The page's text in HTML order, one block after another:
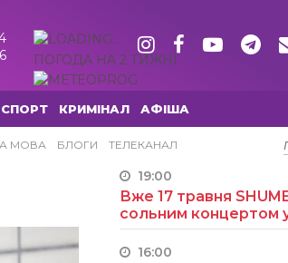
ПОГОДА НА 2 ТИЖНІ
СПОРТ КРИМІНАЛ АФІША
МОВА БЛОГИ ТЕЛЕКАНАЛ
15
19:00
Вже 17 травня
сольним концертом
16:00